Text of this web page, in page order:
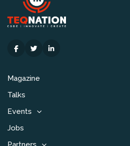
Magazine
Talks
Events
Jobs